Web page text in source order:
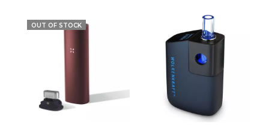
OUT OF STOCK